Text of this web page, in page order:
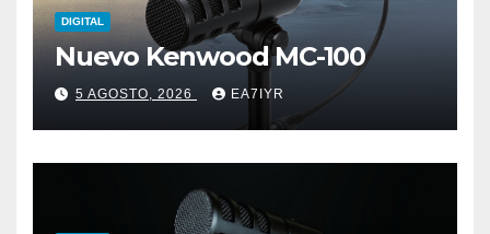
DIGITAL
Nuevo Kenwood MC-100
5 AGOSTO, 2026 EA7IYR